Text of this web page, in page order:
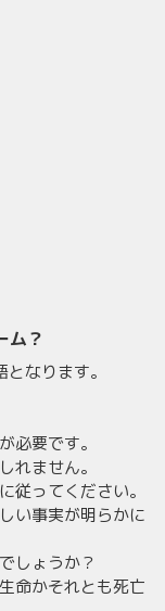
ム？
なります。
必要です。
れません。
従ってください。
い事実が明らかに
しょうか？
命かそれとも死亡